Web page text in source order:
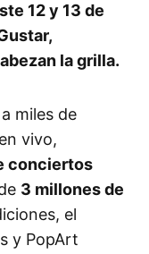
12 y 13 de
la grilla.
miles de
vivo,
conciertos
3 millones de
el
y PopArt